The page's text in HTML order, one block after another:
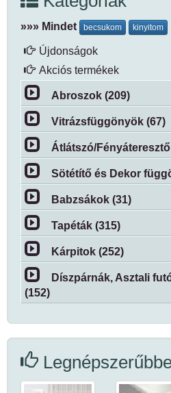
»»» Mindet becsukom kinyitom
Újdonságok
Akciós termékek
Abroszok (209)
Vitrázsfüggönyök (67)
Átlátszó/
Sötétítő és Dekor
Babzsákok (31)
Tapéták (315)
Kárpitok (252)
Díszpárnák, Asztali
(152)